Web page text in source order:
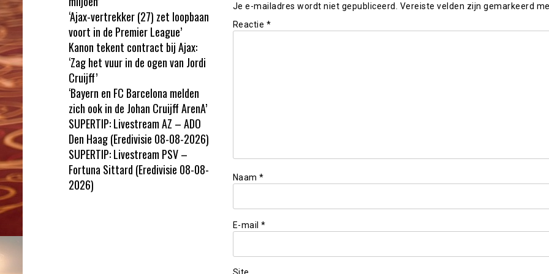
Je e-mailadres wordt niet gepubliceerd.
Vereiste velden zijn gemarkeerd
Reactie *
Naam *
E-mail *
Site
‘Ajax-vertrekker (27) zet loopbaan
voort in de Premier League’
Kanon tekent contract bij Ajax:
‘Zag het vuur in de ogen van Jordi
Cruijff’
‘Bayern en FC Barcelona melden
zich ook in de Johan Cruijff ArenA’
SUPERTIP: Livestream AZ – ADO
Den Haag (Eredivisie 08-08-2026)
SUPERTIP: Livestream PSV –
Fortuna Sittard (Eredivisie 08-08-
2026)